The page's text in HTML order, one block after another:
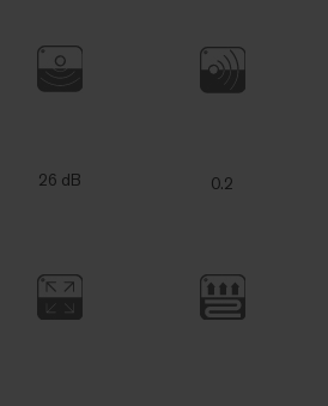
26 dB 0.2